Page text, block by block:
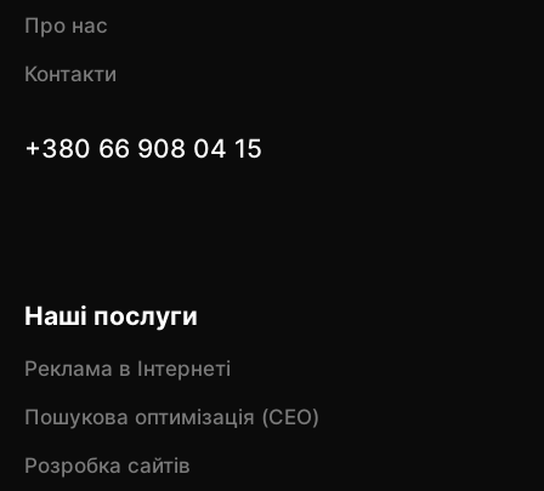
Про нас
Контакти
+380 66 908 04 15
Наші послуги
Реклама в Інтернеті
Пошукова оптимізація (CEO)
Розробка сайтів